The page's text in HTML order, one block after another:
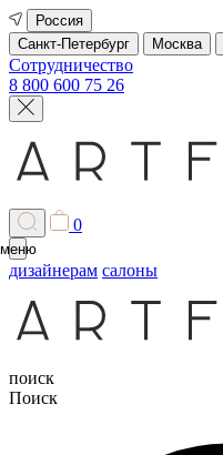
Россия
Санкт-Петербург
Москва
Сотрудничество
8 800 600 75 26
0
меню
дизайнерам салоны
поиск
Поиск